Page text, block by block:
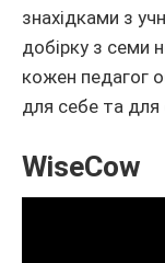
знахідками з
добірку з семи
кожен педагог
для себе та для
WiseCow